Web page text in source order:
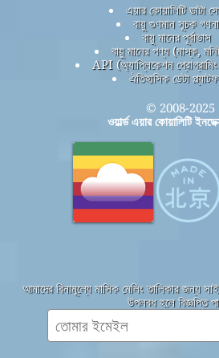
এয়ার কোয়ালিটি ডাটা
বায়ু গুণমান সূচক গণনা
বায়ু মানের পূর্বাভাস
বায়ু মানের পণ্য (মাস্ক,
API (অ্যাপ্লিকেশন প্রোগ্রামিং
ঐতিহাসিক ডেটা
© 2008-2025
ওয়ার্ল্ড এয়ার কোয়ালিটি
আমাদের বিনামূল্যে মাসিক মেলিং তালিকার
উপলব্ধ হলে বিজ্ঞপ্তি